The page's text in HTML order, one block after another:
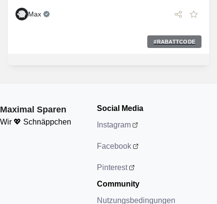
Max
# RABATTCODE
Maximal Sparen
Wir 💖 Schnäppchen
Social Media
Instagram
Facebook
Pinterest
Community
Nutzungsbedingungen